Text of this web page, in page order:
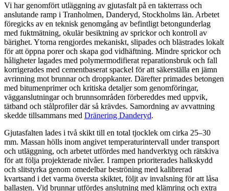
Vi har genomfört utläggning av gjutasfalt på en takterrass och
anslutande ramp i Tranholmen, Danderyd, Stockholms län. Arbetet
föregicks av en teknisk genomgång av befintligt betongunderlag
med fuktmätning, okulär besiktning av sprickor och kontroll av
bärighet. Ytorna rengjordes mekaniskt, slipades och blästrades lokalt
för att öppna porer och skapa god vidhäftning. Mindre sprickor och
håligheter lagades med polymermodifierat reparationsbruk och fall
korrigerades med cementbaserat spackel för att säkerställa en jämn
avrinning mot brunnar och droppkanter. Därefter primades betongen
med bitumenprimer och kritiska detaljer som genomföringar,
vägganslutningar och brunnsområden förbereddes med uppvik,
tätband och stålprofiler där så krävdes. Samordning av avvattning
skedde tillsammans med Dränering Danderyd.
Gjutasfalten lades i två skikt till en total tjocklek om cirka 25–30
mm. Massan hölls inom angivet temperaturintervall under transport
och utläggning, och arbetet utfördes med handverktyg och rätskiva
för att följa projekterade nivåer. I rampen prioriterades halkskydd
och slitstyrka genom omedelbar beströning med kalibrerad
kvartsand i det varma översta skiktet, följt av invalsning för att låsa
ballasten. Vid brunnar utfördes anslutning med klämring och extra